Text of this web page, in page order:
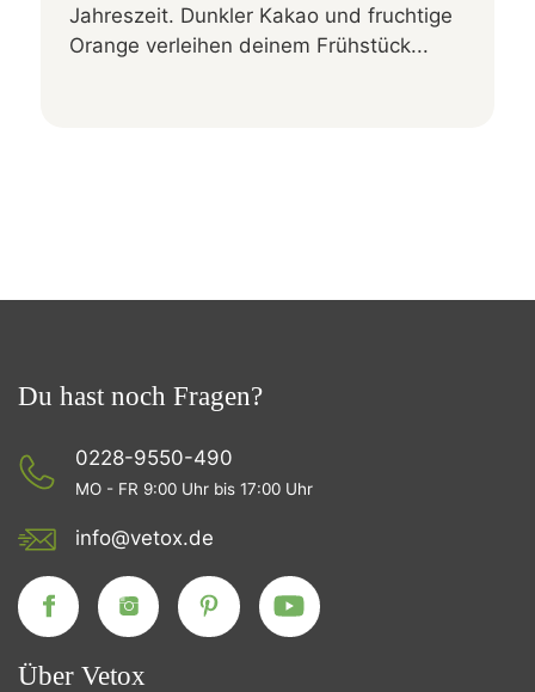
Jahreszeit. Dunkler Kakao und fruchtige
Orange verleihen deinem Frühstück...
Du hast noch Fragen?
0228-9550-490
MO - FR 9:00 Uhr bis 17:00 Uhr
info@vetox.de
Über Vetox